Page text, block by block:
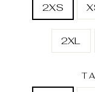
2XS
2XL